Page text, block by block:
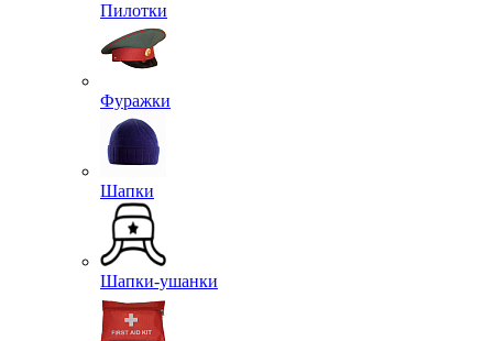
Пилотки
Фуражки
Шапки
Шапки-ушанки